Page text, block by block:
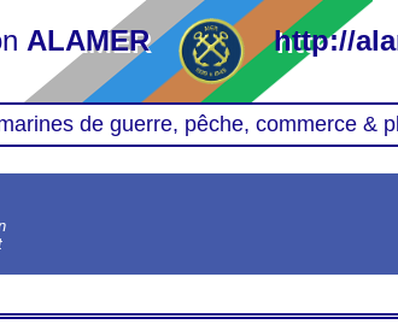
ALAMER http://
de guerre, pêche, commerce &